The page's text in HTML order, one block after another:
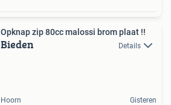
Opknap zip 80cc malossi brom plaat !!
Bieden Details
Hoorn Gisteren